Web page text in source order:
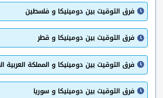
فرق التوقيت بين دومينيكا و فلسطين
فرق التوقيت بين دومينيكا و قطر
فرق التوقيت بين دومينيكا و المملكة العربية
فرق التوقيت بين دومينيكا و سوريا